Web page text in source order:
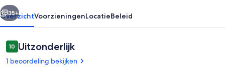
Amazing
sea
View
Volgende
35+
OverzichtVoorzieningenLocatieBeleid
Beoordelingen
1010 op 10 –
Uitzonderlijk
1 beoordeling bekijken